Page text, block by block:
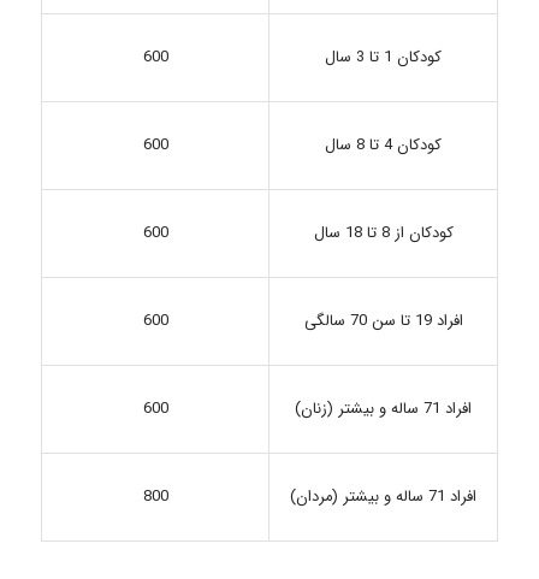
کودکان 1 تا 3 سال 600
کودکان 4 تا 8 سال 600
کودکان از 8 تا 18 سال 600
افراد 19 تا سن 70 سالگی 600
افراد 71 ساله و بیشتر (زنان) 600
افراد 71 ساله و بیشتر (مردان) 800